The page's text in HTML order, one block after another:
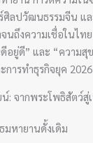
ศิลปวัฒนธรรมจีน แ
นถึงความเชื่อในไ
ดีอยู่ดี” และ “ความ
การทำธุรกิจยุค
: จากพระโพธิสัตว์สู่
มหายานดั้งเดิม